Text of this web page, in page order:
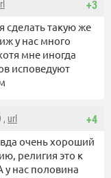
+3
сделать такую же
у нас много
мне иногда
исповедуют
+4
, url
очень хороший
религия это к
у нас половина